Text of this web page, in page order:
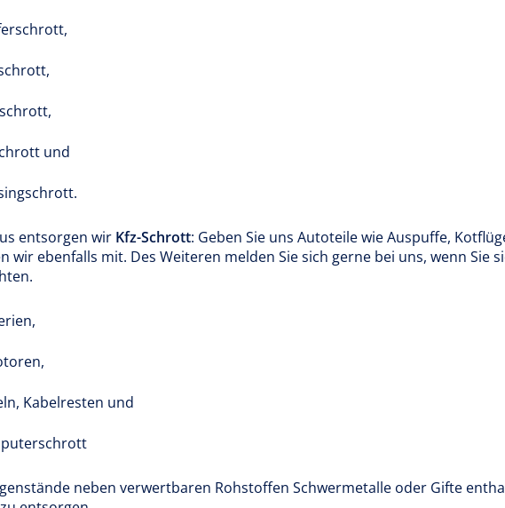
und
entsorgen wir Kfz-Schrott: Geben Sie uns Autoteile wie Auspuffe,
wir ebenfalls mit. Des Weiteren melden Sie sich gerne bei uns, wenn Sie
Kabelresten und
neben verwertbaren Rohstoffen Schwermetalle oder Gifte